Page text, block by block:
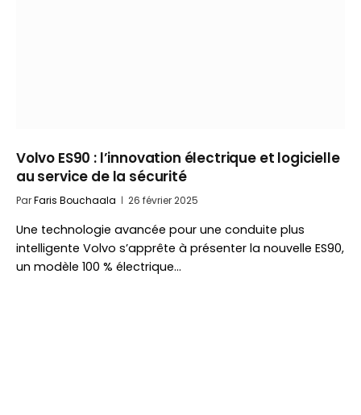
Volvo ES90 : l’innovation électrique et logicielle
au service de la sécurité
ParFaris Bouchaala 26 février 2025
Une technologie avancée pour une conduite plus
intelligente Volvo s’apprête à présenter la nouvelle ES90,
un modèle 100 % électrique…